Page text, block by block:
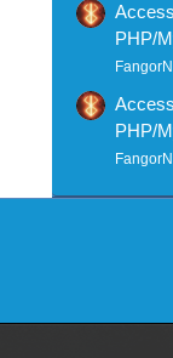
PHP/
FangorN
PHP/
FangorN